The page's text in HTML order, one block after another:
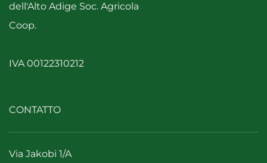
dell'Alto Adige Soc. Agricola
Coop.
IVA 00122310212
CONTATTO
Via Jakobi 1/A